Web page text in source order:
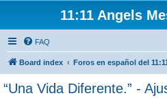
11:11 Angels
FAQ
Board index Foros en español del
“Una Vida Diferente.” -